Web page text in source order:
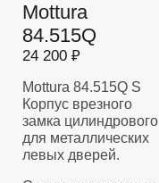
Mottura
84.515Q
24 200 ₽
Mottura 84.515Q S
Корпус врезного
замка цилиндрового
для металлических
левых дверей.